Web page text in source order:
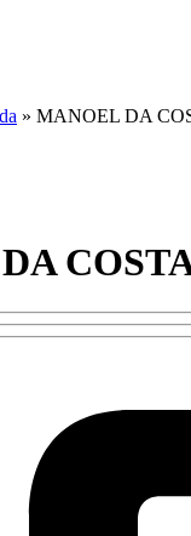
» MANOEL DA